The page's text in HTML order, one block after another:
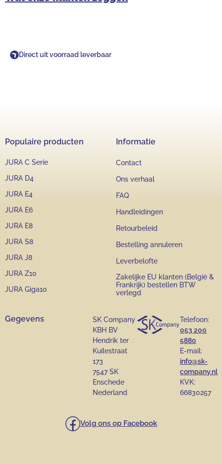
Direct uit voorraad leverbaar
Populaire producten
JURA C Serie
JURA D4
JURA E4
JURA E6
JURA E8
JURA S8
JURA J8
JURA Z10
JURA Giga10
Informatie
Contact
Ons verhaal
FAQ
Handleidingen
Retourbeleid
Bestelling annuleren
Leverbelofte
Zakelijke EU klanten (België &
Frankrijk) bestellen BTW
verlegd
Gegevens
SK Company
KBH BV
Hendrik ter
Kuilestraat
173
7547 SK
Enschede
Nederland
Telefoon:
053 200
5880
E-mail:
info@sk-
company.nl
KVK:
66830257
Volg ons op Facebook